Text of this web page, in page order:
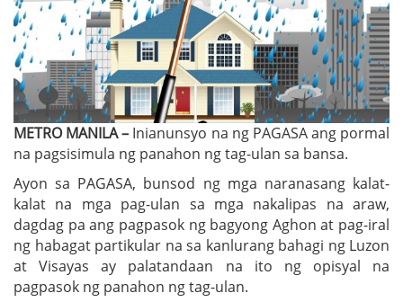
METRO MANILA – Inianunsyo na ng PAGASA ang pormal
na pagsisimula ng panahon ng tag-ulan sa bansa.
Ayon sa PAGASA, bunsod ng mga naranasang kalat-
kalat na mga pag-ulan sa mga nakalipas na araw,
dagdag pa ang pagpasok ng bagyong Aghon at pag-iral
ng habagat partikular na sa kanlurang bahagi ng Luzon
at Visayas ay palatandaan na ito ng opisyal na
pagpasok ng panahon ng tag-ulan.